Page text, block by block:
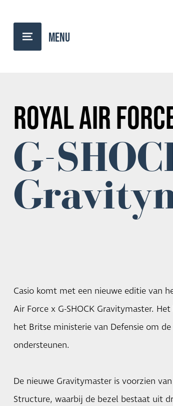
ROYAL AIR
G-
Casio komt met een nieuwe editie van
Air Force x G-SHOCK Gravitymaster.
het Britse ministerie van Defensie om
ondersteunen.
De nieuwe Gravitymaster is voorzien
Structure, waarbij de bezel bestaat uit